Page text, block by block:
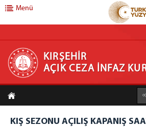
KIRŞEHİR AÇIK CEZA İNFAZ
ANASAYFA
HAKKIMIZDA
KURUMUMUZ
Menü
KIRŞEHİR
AÇIK CEZA İNFAZ
KIŞ SEZONU AÇILIŞ KAPANIŞ